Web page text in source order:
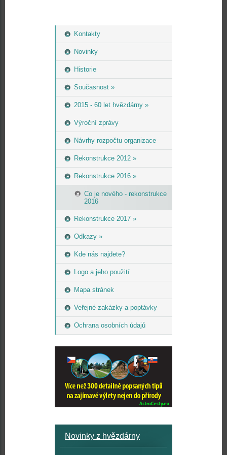
Kontakty
Novinky
Historie
Současnost »
2015 - 60 let hvězdárny »
Výroční zprávy
Návrhy rozpočtu organizace
Rekonstrukce 2012 »
Rekonstrukce 2016 »
Co je nového - rekonstrukce
2016
Rekonstrukce 2017 »
Odkazy »
Kde nás najdete?
Logo a jeho použití
Mapa stránek
Veřejné zakázky a poptávky
Ochrana osobních údajů
Novinky z hvězdárny